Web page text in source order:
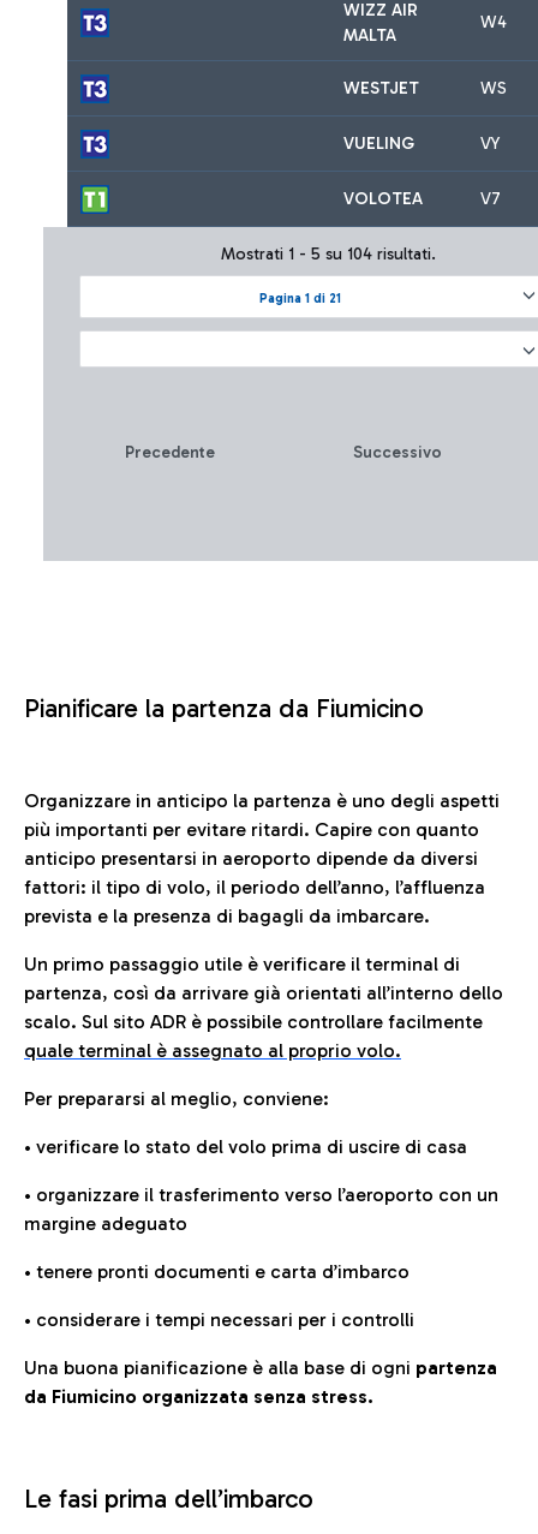
WIZZ AIR
MALTA
W4
WESTJET WS
VUELING VY
VOLOTEA V7
Pagina 1 di 21
Mostrati 1 - 5 su 104 risultati.
Precedente Successivo
Pianificare la partenza da Fiumicino
Organizzare in anticipo la partenza è uno degli aspetti
più importanti per evitare ritardi. Capire con quanto
anticipo presentarsi in aeroporto dipende da diversi
fattori: il tipo di volo, il periodo dell’anno, l’affluenza
prevista e la presenza di bagagli da imbarcare.
Un primo passaggio utile è verificare il terminal di
partenza, così da arrivare già orientati all’interno dello
scalo. Sul sito ADR è possibile controllare facilmente
quale terminal è assegnato al proprio volo.
Per prepararsi al meglio, conviene:
• verificare lo stato del volo prima di uscire di casa
• organizzare il trasferimento verso l’aeroporto con un
margine adeguato
• tenere pronti documenti e carta d’imbarco
• considerare i tempi necessari per i controlli
Una buona pianificazione è alla base di ogni partenza
da Fiumicino organizzata senza stress.
Le fasi prima dell’imbarco